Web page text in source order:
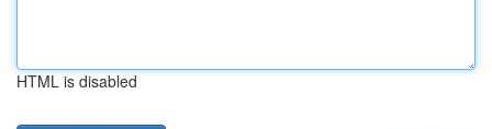
HTML is disabled